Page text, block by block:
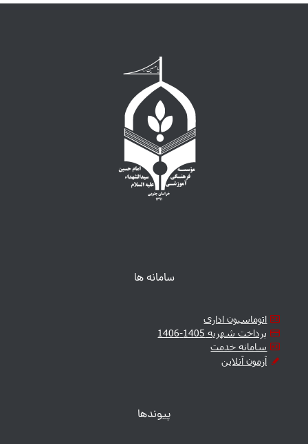
سامانه ها
اتوماسیون اداری
پرداخت شهریه 1405-1406
سامانه خدمت
آزمون آنلاین
پیوندها